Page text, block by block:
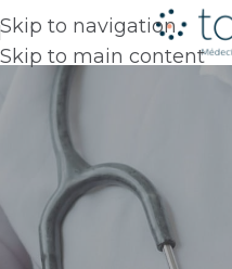
Skip to navigation
Skip to main content